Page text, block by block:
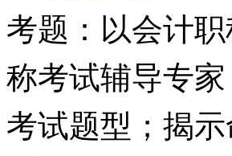
考题：以会计
称考试辅导专
考试题型；揭